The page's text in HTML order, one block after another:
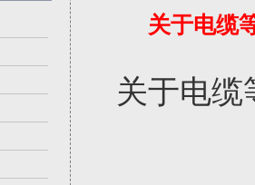
关于电缆
关于电缆